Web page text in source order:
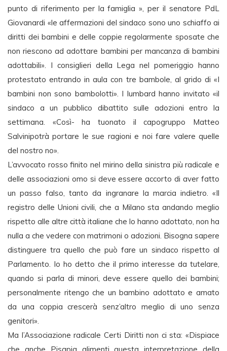
punto di riferimento per la famiglia », per il senatore PdL
Giovanardi «le affermazioni del sindaco sono uno schiaffo ai
diritti dei bambini e delle coppie regolarmente sposate che
non riescono ad adottare bambini per mancanza di bambini
adottabili». I consiglieri della Lega nel pomeriggio hanno
protestato entrando in aula con tre bambole, al grido di «I
bambini non sono bambolotti». I lumbard hanno invitato «il
sindaco a un pubblico dibattito sulle adozioni entro la
settimana. «Così- ha tuonato il capogruppo Matteo
Salvinipotrà portare le sue ragioni e noi fare valere quelle
del nostro no».
L’avvocato rosso finito nel mirino della sinistra più radicale e
delle associazioni omo si deve essere accorto di aver fatto
un passo falso, tanto da ingranare la marcia indietro. «Il
registro delle Unioni civili, che a Milano sta andando meglio
rispetto alle altre città italiane che lo hanno adottato, non ha
nulla a che vedere con matrimoni o adozioni. Bisogna sapere
distinguere tra quello che può fare un sindaco rispetto al
Parlamento. Io ho detto che il primo interesse da tutelare,
quando si parla di minori, deve essere quello dei bambini;
personalmente ritengo che un bambino adottato e amato
da una coppia crescerà senz’altro meglio di uno senza
genitori».
Ma l’Associazione radicale Certi Diritti non ci sta: «Dispiace